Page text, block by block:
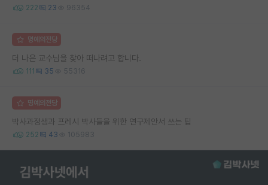
222 23 96354
명예의전당
더 나은 교수님을 찾아 떠나려고 합니다.
111 35 55316
명예의전당
박사과정생과 프레시 박사들을 위한 연구제안서 쓰는 팁
252 43 105983